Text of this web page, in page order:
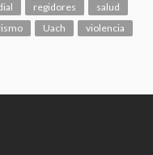
regidores
salud
Uach violencia